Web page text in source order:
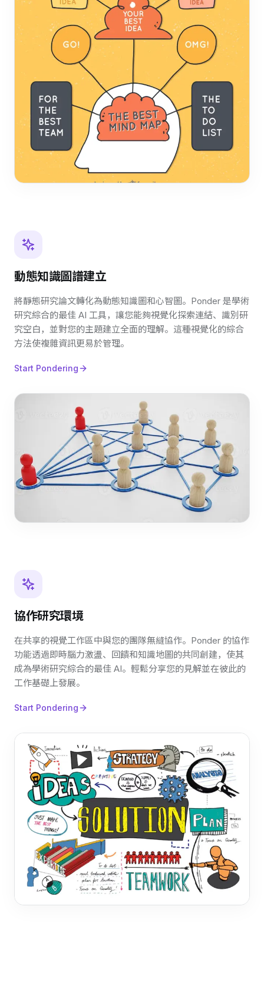
動態知識圖譜建立
將靜態研究論文轉化為動態知識圖和心智圖。Ponder 是學術
研究綜合的最佳 AI 工具，讓您能夠視覺化探索連結、識別研
究空白，並對您的主題建立全面的理解。這種視覺化的綜合
方法使複雜資訊更易於管理。
Start Pondering
協作研究環境
在共享的視覺工作區中與您的團隊無縫協作。Ponder 的協作
功能透過即時腦力激盪、回饋和知識地圖的共同創建，使其
成為學術研究綜合的最佳 AI。輕鬆分享您的見解並在彼此的
工作基礎上發展。
Start Pondering